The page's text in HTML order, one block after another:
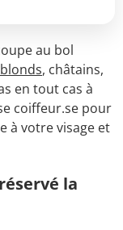
au bol
, châtains,
en tout cas à
coiffeur.se pour
à votre visage et
la